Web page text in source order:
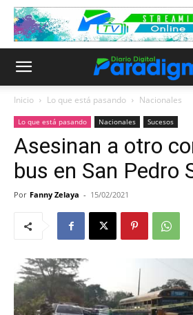
Inicio Lo que está pasando Nacionales
Lo que está pasando Nacionales Sucesos
Asesinan a otro
bus en San Pedro
Por Fanny Zelaya - 15/02/2021